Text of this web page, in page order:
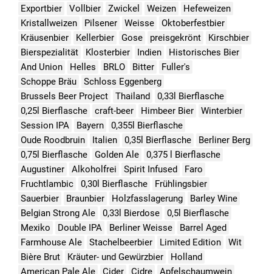
Exportbier
Vollbier Zwickel Weizen
Hefeweizen
Kristallweizen
Pilsener Weisse
Oktoberfestbier
Kräusenbier
Kellerbier Gose preisgekrönt
Kirschbier
Bierspezialität
Klosterbier Indien
Historisches Bier
And Union
Helles BRLO Bitter
Fuller's
Schoppe Bräu
Schloss Eggenberg
Brussels Beer Project
Thailand
0,33l Bierflasche
0,25l Bierflasche
craft-beer Himbeer Bier
Winterbier
Session IPA
Bayern
0,355l Bierflasche
Oude Roodbruin
Italien 0,35l Bierflasche
Berliner Berg
0,75l Bierflasche
Golden Ale
0,375 l Bierflasche
Augustiner
Alkoholfrei Spirit Infused
Faro
Fruchtlambic
0,30l Bierflasche
Frühlingsbier
Sauerbier
Braunbier Holzfasslagerung
Barley Wine
Belgian Strong Ale
0,33l Bierdose
0,5l Bierflasche
Mexiko
Double IPA Berliner Weisse
Barrel Aged
Farmhouse Ale
Stachelbeerbier Limited Edition
Wit
Bière Brut
Kräuter- und Gewürzbier
Holland
American Pale Ale
Cider Cidre
Apfelschaumwein